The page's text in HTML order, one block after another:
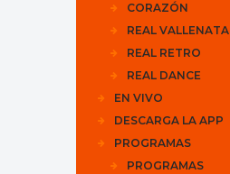
CORAZÓN
REAL VALLENATA
REAL RETRO
REAL DANCE
EN VIVO
DESCARGA LA APP
PROGRAMAS
PROGRAMAS